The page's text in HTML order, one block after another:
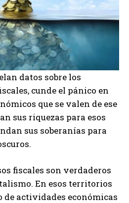
datos sobre los
cunde el pánico en
que se valen de ese
sus riquezas para esos
sus soberanías para
fiscales son verdaderos
En esos territorios
de actividades económicas